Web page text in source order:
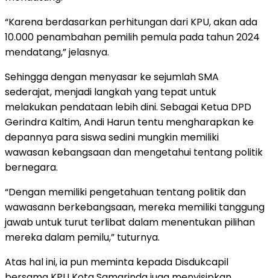
“Karena berdasarkan perhitungan dari KPU, akan ada
10.000 penambahan pemilih pemula pada tahun 2024
mendatang,” jelasnya.
Sehingga dengan menyasar ke sejumlah SMA
sederajat, menjadi langkah yang tepat untuk
melakukan pendataan lebih dini. Sebagai Ketua DPD
Gerindra Kaltim, Andi Harun tentu mengharapkan ke
depannya para siswa sedini mungkin memiliki
wawasan kebangsaan dan mengetahui tentang politik
bernegara.
“Dengan memiliki pengetahuan tentang politik dan
wawasann berkebangsaan, mereka memiliki tanggung
jawab untuk turut terlibat dalam menentukan pilihan
mereka dalam pemilu,” tuturnya.
Atas hal ini, ia pun meminta kepada Disdukcapil